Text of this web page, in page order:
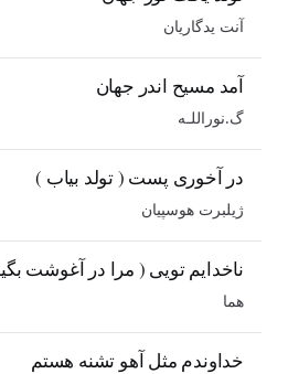
آنت یدگاریان
آمد مسیح اندر جهان
گ.نوراللـه
در آخوری پست ( تولد بیاب )
ژیلبرت هوسپیان
ناخدایم تویی ( مرا در آغوشت
هما
خداوندم مثل آهو تشنه هستم